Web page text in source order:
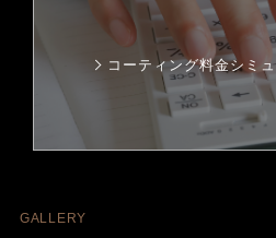
コーティング料金シミ
GALLERY